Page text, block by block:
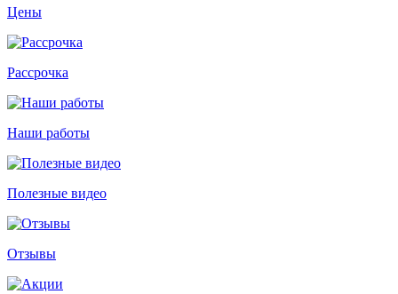
Цены
Рассрочка
Наши работы
Полезные видео
Отзывы